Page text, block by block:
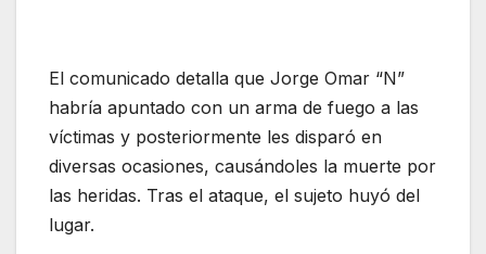
El comunicado detalla que Jorge Omar “N”
habría apuntado con un arma de fuego a las
víctimas y posteriormente les disparó en
diversas ocasiones, causándoles la muerte por
las heridas. Tras el ataque, el sujeto huyó del
lugar.